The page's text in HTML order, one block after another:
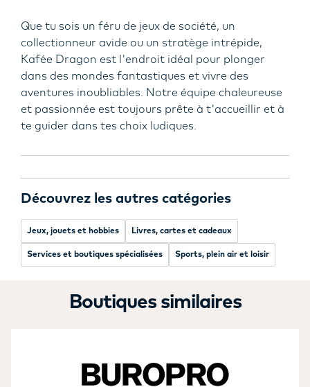
Que tu sois un féru de jeux de société, un
collectionneur avide ou un stratège intrépide,
Kafée Dragon est l'endroit idéal pour plonger
dans des mondes fantastiques et vivre des
aventures inoubliables. Notre équipe chaleureuse
et passionnée est toujours prête à t'accueillir et à
te guider dans tes choix ludiques.
Découvrez les autres catégories
Jeux, jouets et hobbies Livres, cartes et cadeaux
Services et boutiques spécialisées Sports, plein air et loisir
Boutiques similaires